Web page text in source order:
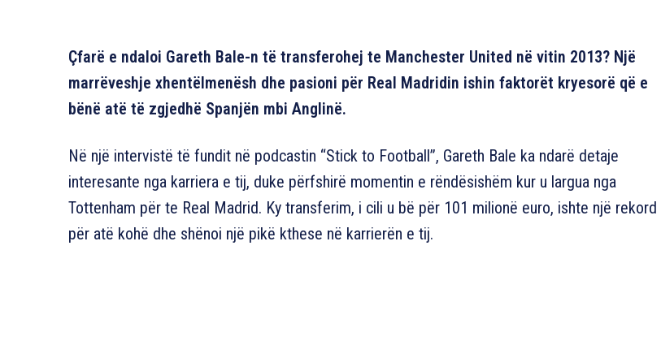
Çfarë e ndaloi Gareth Bale-n të transferohej te Manchester United në vitin 2013? Një
marrëveshje xhentëlmenësh dhe pasioni për Real Madridin ishin faktorët kryesorë që e
bënë atë të zgjedhë Spanjën mbi Anglinë.
Në një intervistë të fundit në podcastin “Stick to Football”, Gareth Bale ka ndarë detaje
interesante nga karriera e tij, duke përfshirë momentin e rëndësishëm kur u largua nga
Tottenham për te Real Madrid. Ky transferim, i cili u bë për 101 milionë euro, ishte një rekord
për atë kohë dhe shënoi një pikë kthese në karrierën e tij.